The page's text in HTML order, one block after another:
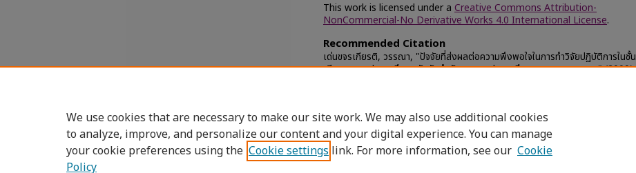
This work is licensed under a Creative Commons Attribution-
NonCommercial-No Derivative Works 4.0 International License.
Recommended Citation
เด่นขจรเกียรติ, วรรณา, "ปัจจัยที่ส่งผลต่อความพึงพอใจในการทำวิจัยปฏิบัติการในชั้น
เรียนของครูประถมศึกษา สังกัดสำนักงานการประถมศึกษากรุงเทพมหานคร" (2000).
We use cookies that are necessary to make our site work. We may also use additional cookies
to analyze, improve, and personalize our content and your digital experience. You can manage
your cookie preferences using the Cookie settings link. For more information, see our Cookie
Policy